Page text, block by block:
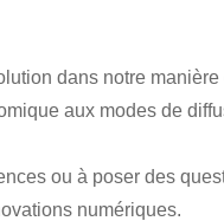
dans notre
aux modes de
ou à poser des
numériques.